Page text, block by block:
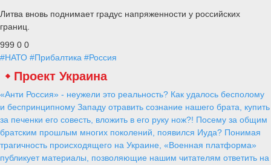
Литва вновь поднимает градус напряженности у российских
границ.
999 0 0
#НАТО #Прибалтика #Россия
Проект Украина
«Анти Россия» - неужели это реальность? Как удалось бесполому
и беспринципному Западу отравить сознание нашего брата, купить
за печенки его совесть, вложить в его руку нож?! Посему за общим
братским прошлым многих поколений, появился Иуда? Понимая
трагичность происходящего на Украине, «Военная платформа»
публикует материалы, позволяющие нашим читателям ответить на